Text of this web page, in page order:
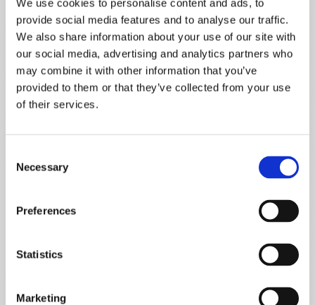
We use cookies to personalise content and ads, to
provide social media features and to analyse our traffic.
We also share information about your use of our site with
our social media, advertising and analytics partners who
may combine it with other information that you’ve
provided to them or that they’ve collected from your use
of their services.
Selection
Necessary
Preferences
Statistics
Marketing
e ventos intensos;
Impedir o contacto das folhas e frutos com o
substrato, o que promove uma diminuição do
aparecimento de fungos nestas estruturas da planta.